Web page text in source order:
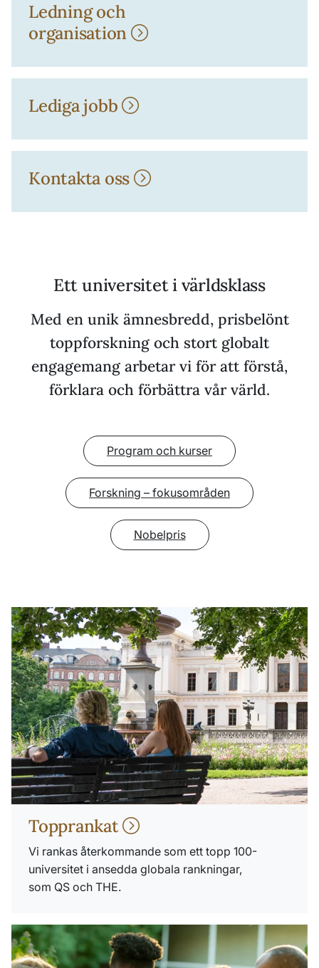
Ledning och
organisation
Lediga jobb
Kontakta oss
Ett universitet i världsklass
Med en unik ämnesbredd, prisbelönt
toppforskning och stort globalt
engagemang arbetar vi för att förstå,
förklara och förbättra vår värld.
Program och kurser
Forskning – fokusområden
Nobelpris
Topprankat
Vi rankas återkommande som ett topp 100-
universitet i ansedda globala rankningar,
som QS och THE.